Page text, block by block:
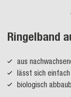
Ringelband
aus
lässt sich
biologisch